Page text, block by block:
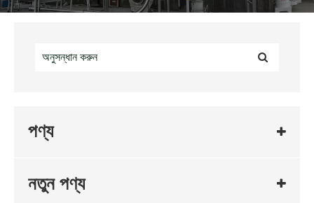
পণ্য
নতুন পণ্য